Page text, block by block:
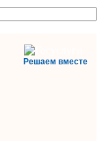
Решаем вместе